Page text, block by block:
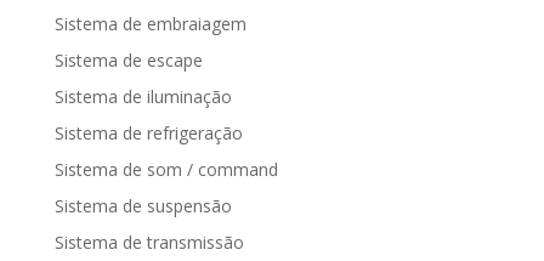
Sistema de embraiagem
Sistema de escape
Sistema de iluminação
Sistema de refrigeração
Sistema de som / command
Sistema de suspensão
Sistema de transmissão